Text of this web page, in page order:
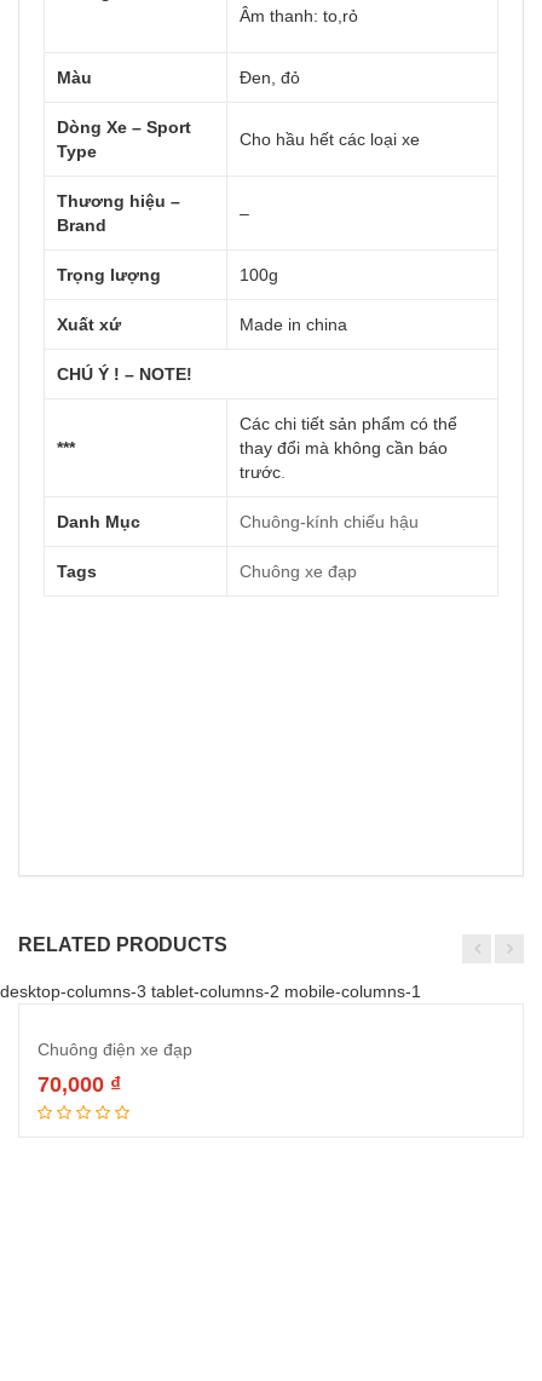
Âm thanh: to,rỏ
Màu Đen, đỏ
Dòng Xe – Sport
Type
Cho hầu hết các loại xe
Thương hiệu –
Brand
–
Trọng lượng 100g
Xuất xứ Made in china
CHÚ Ý ! – NOTE!
***
Các chi tiết sản phẩm có thể
thay đổi mà không cần báo
trước
Danh Mục Chuông-kính chiếu hậu
Tags Chuông xe đạp
RELATED PRODUCTS
desktop-columns-3 tablet-columns-2 mobile-columns-1
Chuông điện xe đạp
70,000 ₫